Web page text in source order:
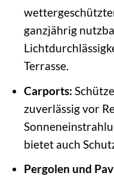
ganzjährig
Terrasse.
Carports:
zuverlässig vor
bietet auch
Pergolen und